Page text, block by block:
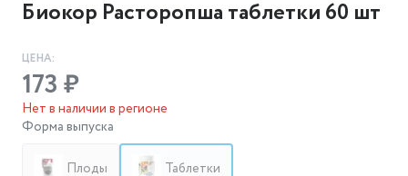
Биокор Расторопша таблетки 60 шт
ЦЕНА:
173 ₽
Нет в наличии в регионе
Форма выпуска
Плоды Таблетки